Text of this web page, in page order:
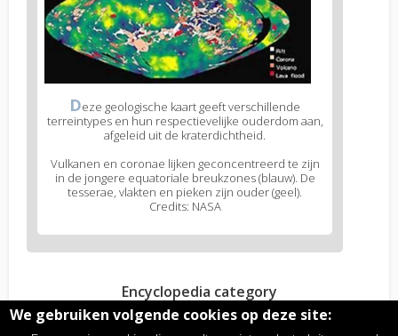
Deze geologische kaart geeft verschillende
terreintypes en hun respectievelijke ouderdom aan,
afgeleid uit de kraterdichtheid.
Vulkanen en coronae lijken geconcentreerd te zijn
in de jongere equatoriale breukzones (blauw). De
tesserae, vlakten en pieken zijn ouder (geel).
Credits: NASA
Encyclopedia category
Planetaire aeronomie
We gebruiken volgende cookies op deze site: